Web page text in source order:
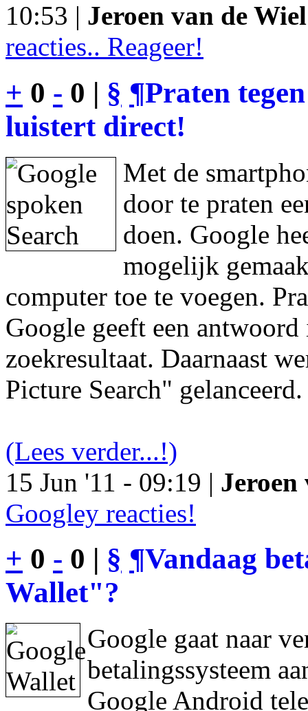
10:53 | Jeroen van de Wiel
reacties.. Reageer!
+ 0 - 0 | § ¶Praten
luistert direct!
Met de
door te praten
doen. Google
mogelijk
computer toe te voegen.
Google geeft een
zoekresultaat. Daarnaast
Picture Search" gelanceerd.
(Lees verder...!)
15 Jun '11 - 09:19 | Jeroen
Googley reacties!
+ 0 - 0 | § ¶Vandaag
Wallet"?
Google gaat naar
betalingssysteem
Google Android